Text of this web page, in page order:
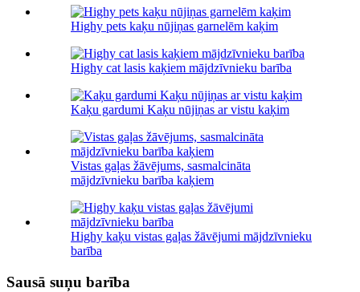
Highy pets kaķu nūjiņas garnelēm kaķim
Highy cat lasis kaķiem mājdzīvnieku barība
Kaķu gardumi Kaķu nūjiņas ar vistu kaķim
Vistas gaļas žāvējums, sasmalcināta
mājdzīvnieku barība kaķiem
Highy kaķu vistas gaļas žāvējumi mājdzīvnieku
barība
Sausā suņu barība